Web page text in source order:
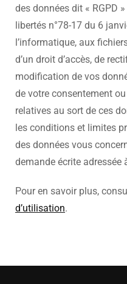
des données dit « RGPD
libertés n°78-17 du 6
l’informatique, aux
d’un droit d’accès, de
modification de vos
de votre consentement
relatives au sort de ces
les conditions et limites
des données vous
demande écrite adressée
Pour en savoir plus,
d’utilisation.